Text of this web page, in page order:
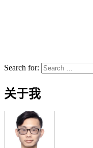
Search for:
关于我